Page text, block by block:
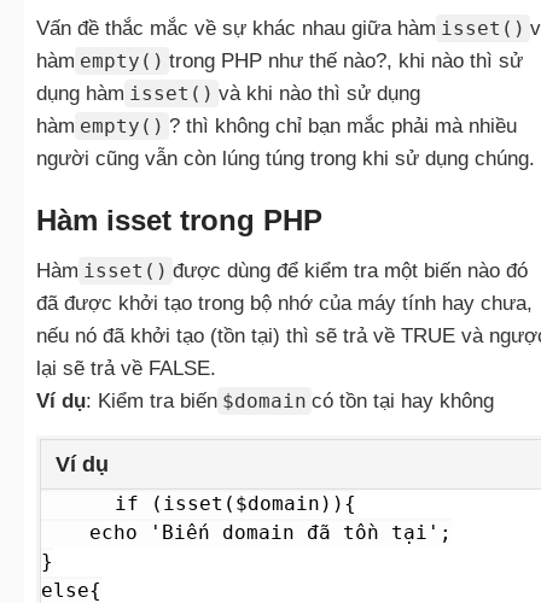
Vấn đề thắc mắc về sự khác nhau giữa hàm isset()
hàm empty() trong PHP như thế nào?, khi nào thì sử
dụng hàm isset() và khi nào thì sử dụng
hàm empty() ? thì không chỉ bạn mắc phải mà nhiều
người cũng vẫn còn lúng túng trong khi sử dụng chúng.
Hàm isset trong PHP
Hàm isset() được dùng để kiểm tra một biến nào đó
đã được khởi tạo trong bộ nhớ của máy tính hay chưa,
nếu nó đã khởi tạo (tồn tại) thì sẽ trả về TRUE và
lại sẽ trả về FALSE.
Ví dụ: Kiểm tra biến $domain có tồn tại hay không
Ví dụ
if (isset($domain)){
}
else{